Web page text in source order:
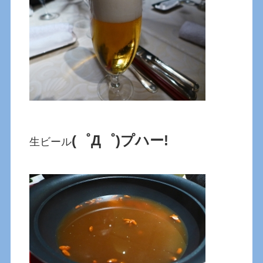
生ビール(゜Д゜)プハー!